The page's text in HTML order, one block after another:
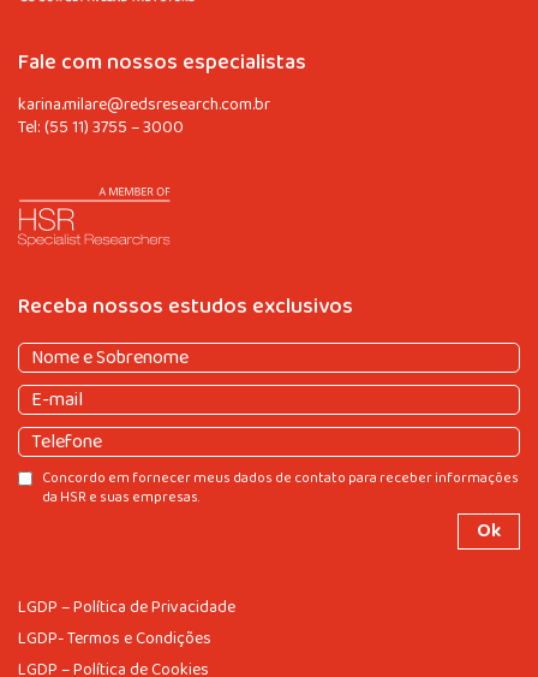
LGDP – Política de Privacidade
LGDP- Termos e Condições
LGDP – Política de Cookies
Fale com nossos especialistas
karina.milare@redsresearch.com.br
Tel:(55 11) 3755 – 3000
Receba nossos estudos exclusivos
Nome
e
Sobrenome(obrigatório)
Nome
e
Sobrenome
E-
mail(obrigatório)
Telefone
Consentir
Concordo em fornecer meus dados de contato para receber informações
da HSR e suas empresas.